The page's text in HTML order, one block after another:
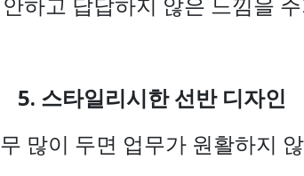
하고 답답하지 않은 느낌을
5. 스타일리시한 선반 디자인
많이 두면 업무가 원활하지